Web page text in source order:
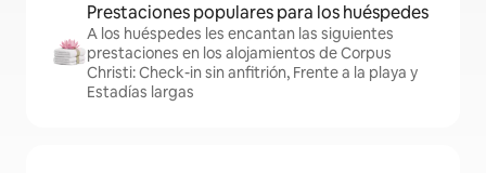
Prestaciones populares para los huéspedes
A los huéspedes les encantan las siguientes
prestaciones en los alojamientos de Corpus
Christi: Check-in sin anfitrión, Frente a la playa y
Estadías largas